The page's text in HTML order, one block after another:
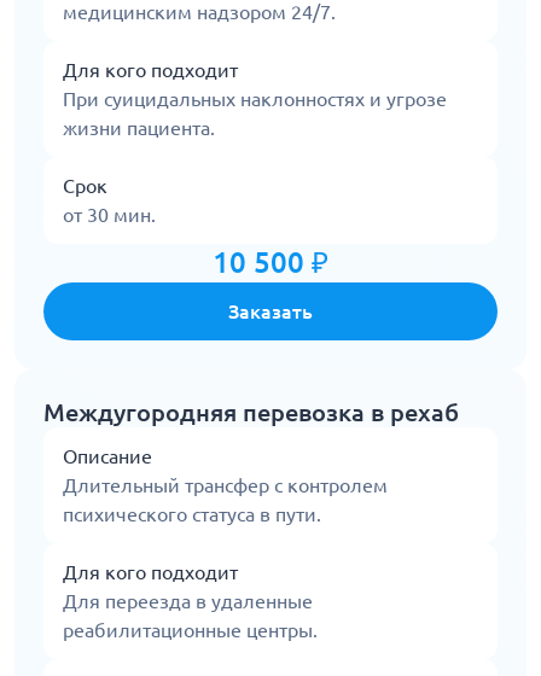
медицинским надзором 24/7.
Для кого подходит
При суицидальных наклонностях и угрозе
жизни пациента.
Срок
от 30 мин.
10 500 ₽
Заказать
Междугородняя перевозка в рехаб
Описание
Длительный трансфер с контролем
психического статуса в пути.
Для кого подходит
Для переезда в удаленные
реабилитационные центры.